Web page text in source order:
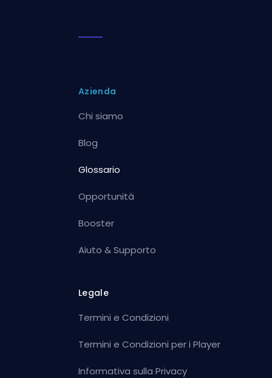
Azienda
Chi siamo
Blog
Glossario
Opportunità
Booster
Aiuto & Supporto
Legale
Termini e Condizioni
Termini e Condizioni per i Player
Informativa sulla Privacy